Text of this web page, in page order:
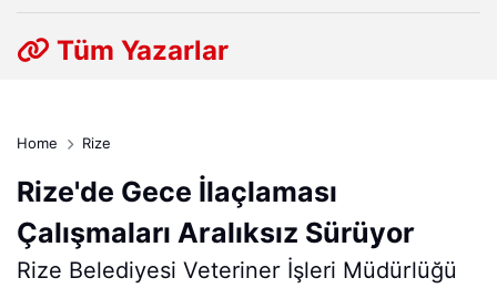
Tüm Yazarlar
Home Rize
Rize'de Gece İlaçlaması
Çalışmaları Aralıksız Sürüyor
Rize Belediyesi Veteriner İşleri Müdürlüğü